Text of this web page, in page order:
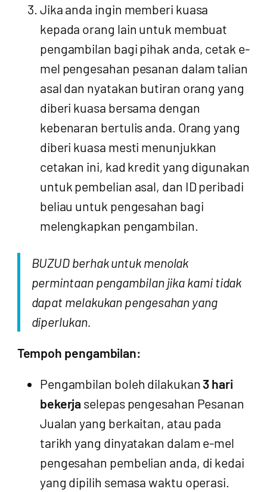
Jika anda ingin memberi kuasa
kepada orang lain untuk membuat
pengambilan bagi pihak anda, cetak e-
mel pengesahan pesanan dalam talian
asal dan nyatakan butiran orang yang
diberi kuasa bersama dengan
kebenaran bertulis anda. Orang yang
diberi kuasa mesti menunjukkan
cetakan ini, kad kredit yang digunakan
untuk pembelian asal, dan ID peribadi
beliau untuk pengesahan bagi
melengkapkan pengambilan.
BUZUD berhak untuk menolak
permintaan pengambilan jika kami tidak
dapat melakukan pengesahan yang
diperlukan.
Tempoh pengambilan:
Pengambilan boleh dilakukan 3 hari
bekerja selepas pengesahan Pesanan
Jualan yang berkaitan, atau pada
tarikh yang dinyatakan dalam e-mel
pengesahan pembelian anda, di kedai
yang dipilih semasa waktu operasi.